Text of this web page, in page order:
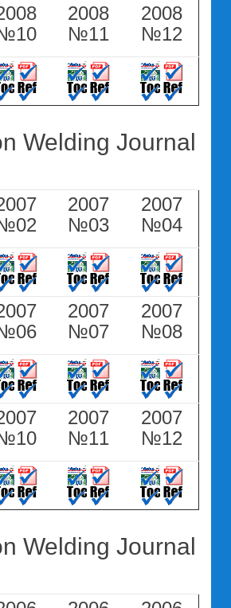
2008
№11
2008
№12
Welding Journal
2007
№03
2007
№04
2007
№07
2007
№08
2007
№11
2007
№12
Welding Journal